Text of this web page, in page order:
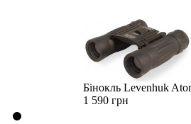
Бінокль Levenhuk
1 590 грн